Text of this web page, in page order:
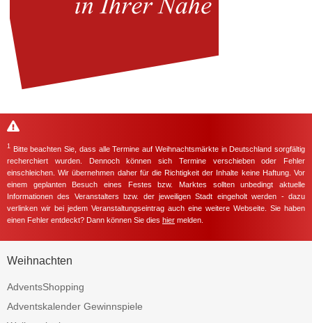
1 Bitte beachten Sie, dass alle Termine auf Weihnachtsmärkte in Deutschland sorgfältig
recherchiert wurden. Dennoch können sich Termine verschieben oder Fehler
einschleichen. Wir übernehmen daher für die Richtigkeit der Inhalte keine Haftung. Vor
einem geplanten Besuch eines Festes bzw. Marktes sollten unbedingt aktuelle
Informationen des Veranstalters bzw. der jeweiligen Stadt eingeholt werden - dazu
verlinken wir bei jedem Veranstaltungseintrag auch eine weitere Webseite. Sie haben
einen Fehler entdeckt? Dann können Sie dies hier melden.
Weihnachten
AdventsShopping
Adventskalender Gewinnspiele